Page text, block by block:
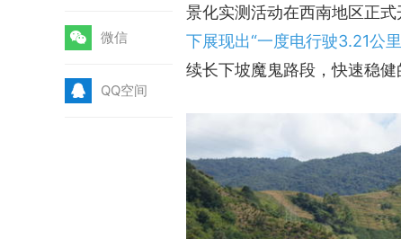
微 微信
Q QQ空间
景化实测活动在西南地区正式
下展现出“一度电行驶3.21公
续长下坡魔鬼路段，快速稳